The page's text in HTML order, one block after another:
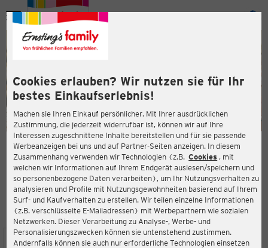
Cookies erlauben? Wir nutzen sie für Ihr
bestes Einkaufserlebnis!
Machen sie Ihren Einkauf persönlicher. Mit Ihrer ausdrücklichen
Zustimmung, die jederzeit widerrufbar ist, können wir auf Ihre
Interessen zugeschnittene Inhalte bereitstellen und für sie passende
Werbeanzeigen bei uns und auf Partner-Seiten anzeigen. In diesem
Zusammenhang verwenden wir Technologien (z.B. Cookies , mit
welchen wir Informationen auf Ihrem Endgerät auslesen/speichern und
so personenbezogene Daten verarbeiten), um Ihr Nutzungsverhalten zu
analysieren und Profile mit Nutzungsgewohnheiten basierend auf Ihrem
Surf- und Kaufverhalten zu erstellen. Wir teilen einzelne Informationen
(z.B. verschlüsselte E-Mailadressen) mit Werbepartnern wie sozialen
Netzwerken. Dieser Verarbeitung zu Analyse-, Werbe- und
Personalisierungszwecken können sie untenstehend zustimmen.
Andernfalls können sie auch nur erforderliche Technologien einsetzen
Menü
ERNSTING'S FAMILY FILIALE
Stadtplatz 6
94486 Osterhofen
4,3
Bewertung:
STANDORT SERVICES SORTIMENT AKTIONEN